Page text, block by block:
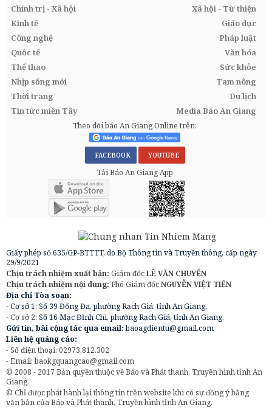
Chính trị - Xã hội
Xã hội - Từ thiện
Kinh tế
Giáo dục
Công nghệ
Pháp luật
Quốc tế
Văn hóa
Thể thao
Sức khỏe
Nhịp sống mới
Tam nông
Thời trang
Du lịch
Tin tức miền Tây
Media Báo An Giang
Theo dõi báo An Giang Online trên:
FACEBOOK YOUTUBE
Tải Báo An Giang App
Giấy phép số 635/GP-BTTTT, do Bộ Thông tin và Truyền thông, cấp ngày
29/9/2021
Chịu trách nhiệm xuất bản: Giám đốcLÊ VĂN CHUYỂN
Chịu trách nhiệm nội dung: Phó Giám đốcNGUYỄN VIỆT TIẾN
Địa chỉ Tòa soạn:
- Cơ sở 1: Số 39 Đống Đa, phường Rạch Giá, tỉnh An Giang.
- Cơ sở 2: Số 16 Mạc Đĩnh Chi, phường Rạch Giá, tỉnh An Giang.
Gửi tin, bài cộng tác qua email:baoagdientu@gmail.com
Liên hệ quảng cáo:
- Số điện thoại: 02973.812.302
- Email:baokgquangcao@gmail.com
© 2008 - 2017 Bản quyền thuộc về Báo và Phát thanh, Truyền hình tỉnh An
Giang.
© Chỉ được phát hành lại thông tin trên website khi có sự đồng ý bằng
văn bản của Báo và Phát thanh, Truyền hình tỉnh An Giang.